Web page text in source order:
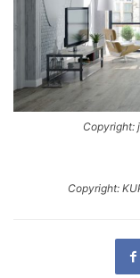
Copyright:
Copyright: